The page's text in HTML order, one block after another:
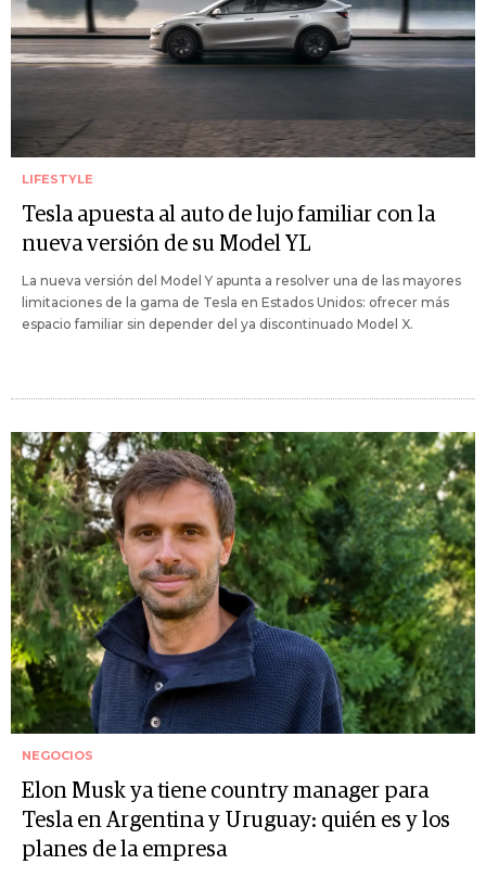
LIFESTYLE
Tesla apuesta al auto de lujo familiar con la
nueva versión de su Model YL
La nueva versión del Model Y apunta a resolver una de las mayores
limitaciones de la gama de Tesla en Estados Unidos: ofrecer más
espacio familiar sin depender del ya discontinuado Model X.
NEGOCIOS
Elon Musk ya tiene country manager para
Tesla en Argentina y Uruguay: quién es y los
planes de la empresa